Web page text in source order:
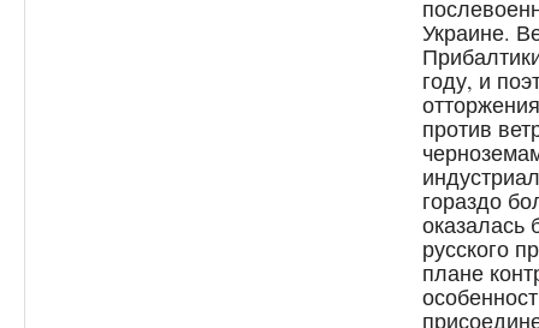
Украине.
году, и
против
гораздо
оказалась
русского
плане